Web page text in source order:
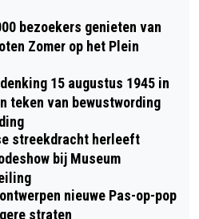
bezoekers genieten van
Zomer op het Plein
15 augustus 1945 in
teken van bewustwording
streekdracht herleeft
bij Museum
nieuwe Pas-op-pop
straten